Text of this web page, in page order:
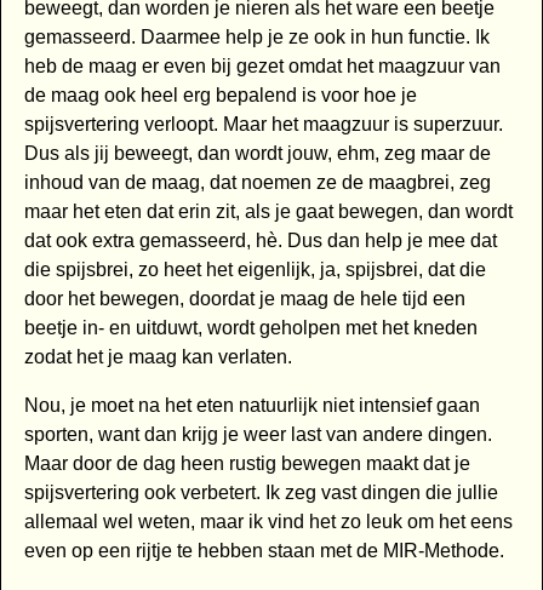
beweegt, dan worden je nieren als het ware een beetje
gemasseerd. Daarmee help je ze ook in hun functie. Ik
heb de maag er even bij gezet omdat het maagzuur van
de maag ook heel erg bepalend is voor hoe je
spijsvertering verloopt. Maar het maagzuur is superzuur.
Dus als jij beweegt, dan wordt jouw, ehm, zeg maar de
inhoud van de maag, dat noemen ze de maagbrei, zeg
maar het eten dat erin zit, als je gaat bewegen, dan wordt
dat ook extra gemasseerd, hè. Dus dan help je mee dat
die spijsbrei, zo heet het eigenlijk, ja, spijsbrei, dat die
door het bewegen, doordat je maag de hele tijd een
beetje in- en uitduwt, wordt geholpen met het kneden
zodat het je maag kan verlaten.
Nou, je moet na het eten natuurlijk niet intensief gaan
sporten, want dan krijg je weer last van andere dingen.
Maar door de dag heen rustig bewegen maakt dat je
spijsvertering ook verbetert. Ik zeg vast dingen die jullie
allemaal wel weten, maar ik vind het zo leuk om het eens
even op een rijtje te hebben staan met de MIR-Methode.